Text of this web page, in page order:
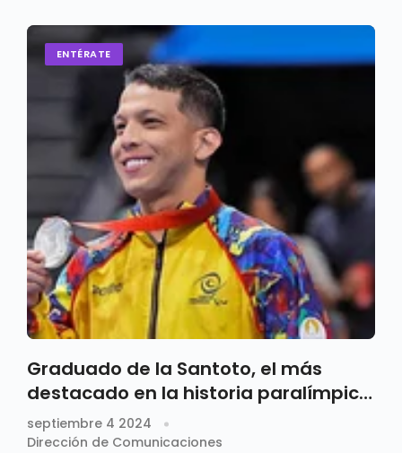
ENTÉRATE
Graduado de la Santoto, el más
destacado en la historia paralímpica
de Colombia
septiembre 4 2024
Dirección de Comunicaciones